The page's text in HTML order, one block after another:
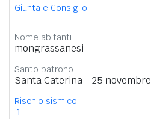
Giunta e Consiglio
Nome abitanti
mongrassanesi
Santo patrono
Santa Caterina - 25 novembre
Rischio sismico
1